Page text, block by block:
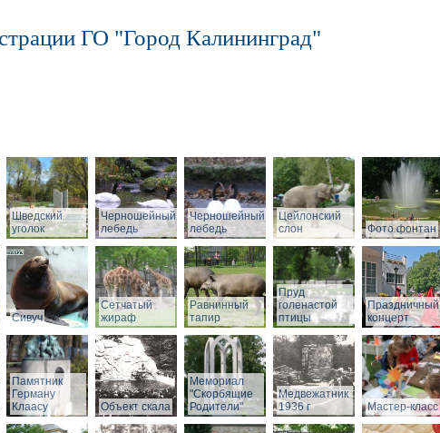
ГО "Город Калининград"
Шведский
уголок
Черношейный
лебедь
Черношейный
лебедь
Цейлонский
слон
Фото фонтан
Сивуч
Сетчатый
жираф
Равнинный
тапир
Пруд
голенастой
птицы
Праздничный
концерт
Памятник
Герману
Клаасу
Объект скала
Мемориал
"Скорбящие
Родители"
Медвежатник
1936 г
Мастер-класс